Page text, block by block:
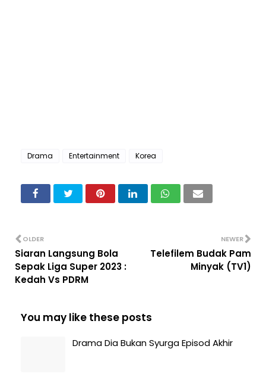
Drama Entertainment Korea
NEWER
Telefilem Budak Pam
Minyak (TV1)
OLDER
Siaran Langsung Bola
Sepak Liga Super 2023 :
Kedah Vs PDRM
You may like these posts
Drama Dia Bukan Syurga Episod Akhir